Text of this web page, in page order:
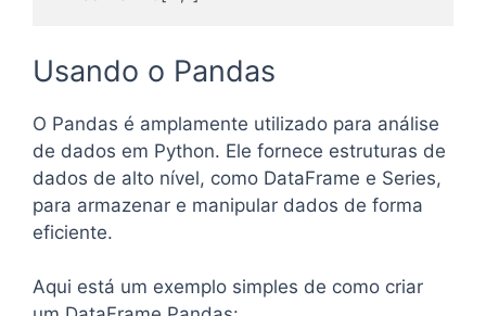
Usando o Pandas
O Pandas é amplamente utilizado para análise
de dados em Python. Ele fornece estruturas de
dados de alto nível, como DataFrame e Series,
para armazenar e manipular dados de forma
eficiente.
Aqui está um exemplo simples de como criar